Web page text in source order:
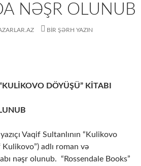
NƏŞR OLUNUB
BIR ŞƏRH YAZIN
DÖYÜŞÜ” KİTABI
Vaqif Sultanlının “Kulikovo
adlı roman və
nəşr olunub. “Rossendale Books”